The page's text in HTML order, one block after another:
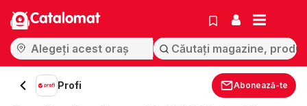
Catalomat
Profi Abonează-te